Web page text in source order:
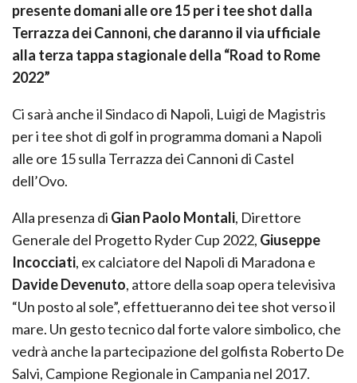
presente domani alle ore 15 per i tee shot dalla
Terrazza dei Cannoni, che daranno il via ufficiale
alla terza tappa stagionale della “Road to Rome
2022”
Ci sarà anche il Sindaco di Napoli, Luigi de Magistris
per i tee shot di golf in programma domani a Napoli
alle ore 15 sulla Terrazza dei Cannoni di Castel
dell’Ovo.
Alla presenza di Gian Paolo Montali, Direttore
Generale del Progetto Ryder Cup 2022, Giuseppe
Incocciati, ex calciatore del Napoli di Maradona e
Davide Devenuto, attore della soap opera televisiva
“Un posto al sole”, effettueranno dei tee shot verso il
mare. Un gesto tecnico dal forte valore simbolico, che
vedrà anche la partecipazione del golfista Roberto De
Salvi, Campione Regionale in Campania nel 2017.